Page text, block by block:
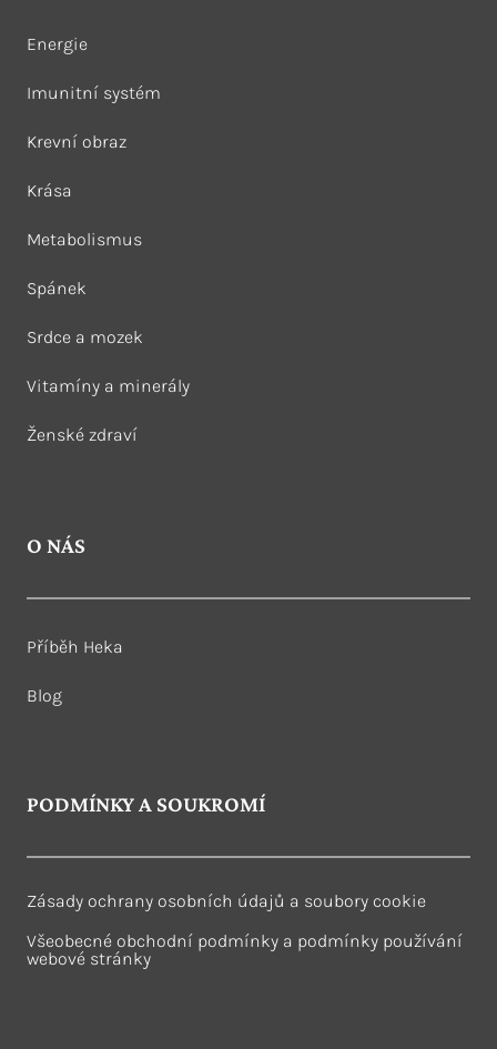
Energie
Imunitní systém
Krevní obraz
Krása
Metabolismus
Spánek
Srdce a mozek
Vitamíny a minerály
Ženské zdraví
O NÁS
Příběh Heka
Blog
PODMÍNKY A SOUKROMÍ
Zásady ochrany osobních údajů a soubory cookie
Všeobecné obchodní podmínky a podmínky používání
webové stránky